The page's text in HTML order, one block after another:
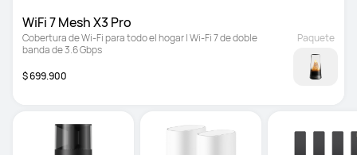
WiFi 7 Mesh X3 Pro
Cobertura de Wi-Fi para todo el hogar | Wi-Fi 7 de doble
banda de 3.6 Gbps
$ 699.900
Paquete